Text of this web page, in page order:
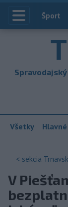
Index
Šport
Všetky
< sekcia
V